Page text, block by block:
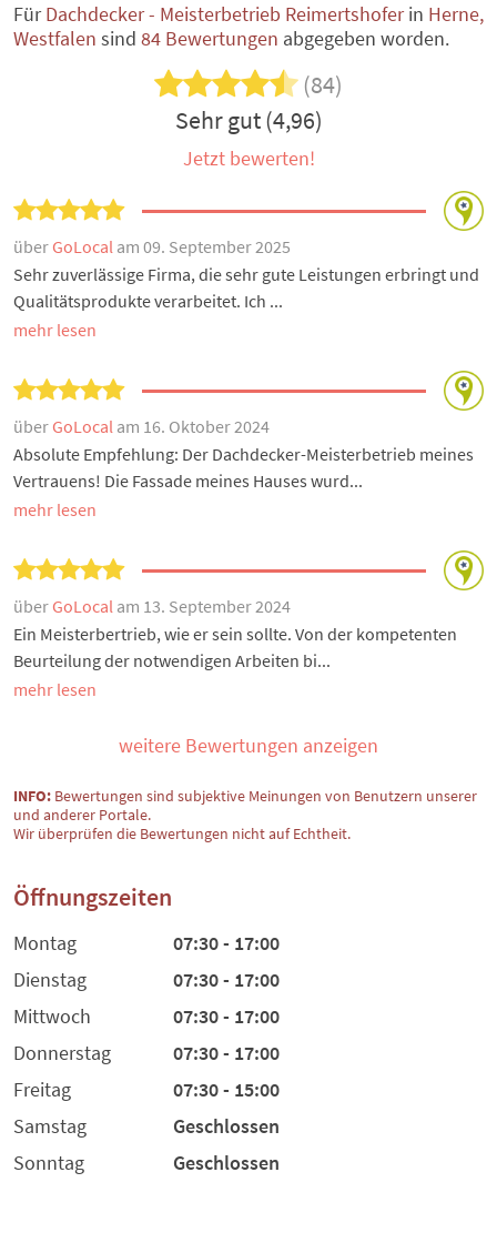
FürDachdecker - Meisterbetrieb Reimertshoferin Herne,
Westfalen sind 84 Bewertungen abgegeben worden.
(84)
Sehr gut (4,96)
Jetzt bewerten!
über GoLocal am 09. September 2025
Sehr zuverlässige Firma, die sehr gute Leistungen erbringt und
Qualitätsprodukte verarbeitet. Ich ...
mehr lesen
über GoLocal am 16. Oktober 2024
Absolute Empfehlung: Der Dachdecker-Meisterbetrieb meines
Vertrauens! Die Fassade meines Hauses wurd...
mehr lesen
über GoLocal am 13. September 2024
Ein Meisterbertrieb, wie er sein sollte. Von der kompetenten
Beurteilung der notwendigen Arbeiten bi...
mehr lesen
weitere Bewertungen anzeigen
INFO: Bewertungen sind subjektive Meinungen von Benutzern unserer
und anderer Portale.
Wir überprüfen die Bewertungen nicht auf Echtheit.
Öffnungszeiten
Montag
07:30 - 17:00
Dienstag
07:30 - 17:00
Mittwoch
07:30 - 17:00
Donnerstag
07:30 - 17:00
Freitag
07:30 - 15:00
Samstag
Geschlossen
Sonntag
Geschlossen